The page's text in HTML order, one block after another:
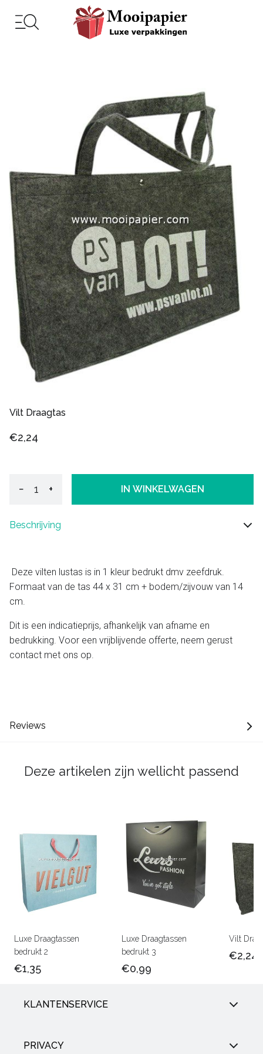
Vilt Draagtas
€2,24
− + IN WINKELWAGEN
Beschrijving
Deze vilten lustas is in 1 kleur bedrukt dmv zeefdruk.
Formaat van de tas 44 x 31 cm + bodem/zijvouw van 14
cm.
Dit is een indicatieprijs, afhankelijk van afname en
bedrukking. Voor een vrijblijvende offerte, neem gerust
contact met ons op.
Reviews
Deze artikelen zijn wellicht passend
Luxe Draagtassen
bedrukt 2
€1,35
Luxe Draagtassen
bedrukt 3
€0,99
Vilt
€2,24
KLANTENSERVICE
PRIVACY